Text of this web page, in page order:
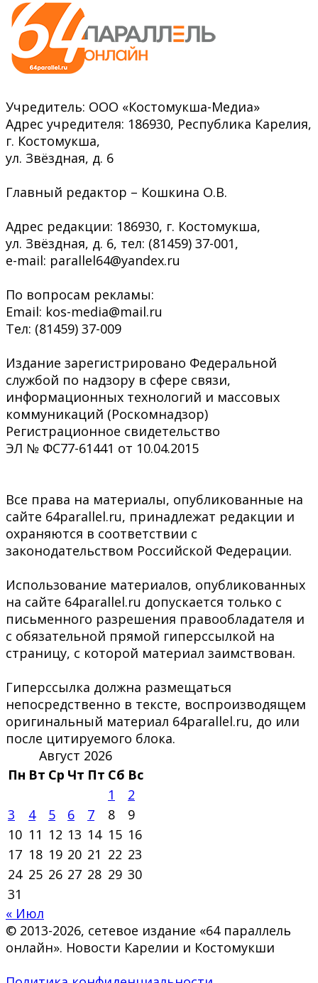
Учредитель: ООО «Костомукша-Медиа»
Адрес учредителя: 186930, Республика Карелия,
г. Костомукша,
ул. Звёздная, д. 6
Главный редактор – Кошкина О.В.
Адрес редакции: 186930, г. Костомукша,
ул. Звёздная, д. 6, тел: (81459) 37-001,
e-mail: parallel64@yandex.ru
По вопросам рекламы:
Email: kos-media@mail.ru
Тел: (81459) 37-009
Издание зарегистрировано Федеральной
службой по надзору в сфере связи,
информационных технологий и массовых
коммуникаций (Роскомнадзор)
Регистрационное свидетельство
ЭЛ № ФС77-61441 от 10.04.2015
Все права на материалы, опубликованные на
сайте 64parallel.ru, принадлежат редакции и
охраняются в соответствии с
законодательством Российской Федерации.
Использование материалов, опубликованных
на сайте 64parallel.ru допускается только с
письменного разрешения правообладателя и
с обязательной прямой гиперссылкой на
страницу, с которой материал заимствован.
Гиперссылка должна размещаться
непосредственно в тексте, воспроизводящем
оригинальный материал 64parallel.ru, до или
после цитируемого блока.
Август 2026
Пн Вт Ср Чт Пт Сб Вс
1
2
3
4 5 6 7 8
9
10 11 12 13 14 15 16
17 18 19 20 21 22 23
24 25 26 27 28 29 30
31
« Июл
© 2013-2026, сетевое издание «64 параллель
онлайн». Новости Карелии и Костомукши